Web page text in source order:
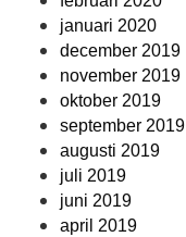
januari 2020
december 2019
november 2019
oktober 2019
september 2019
augusti 2019
juli 2019
juni 2019
april 2019